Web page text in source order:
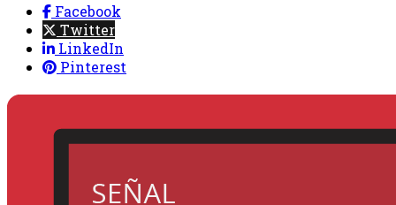
Facebook
Twitter
LinkedIn
Pinterest